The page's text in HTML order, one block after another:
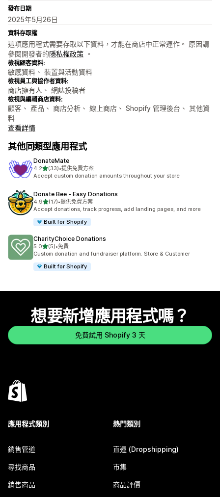
發布日期
2025年5月26日
資料存取權
這項應用程式需要存取以下資料，才能在商店中正常運作。 原因請
參閱開發者的隱私權政策 。
檢視顧客資料:
敏感資料、 裝置與活動資料
檢視員工與協作者資料:
商店擁有人、 網誌投稿者
檢視與編輯商店資料:
顧客、 產品、 商店分析、 線上商店、 Shopify 管理後台、 其他資
料
查看詳情
其他同類型應用程式
DonateMate
4.2滿分 5 顆星
(33)
共有 33 則評價
•提供免費方案
Accept custom donation amounts throughout your store
Donate Bee ‑ Easy Donations
4.9滿分 5 顆星
(17)
共有 17 則評價
•提供免費方案
Accept donations, track progress, add landing pages, and more
Built for Shopify
CharityChoice Donations
5.0滿分 5 顆星
(5)
共有 5 則評價
•免費
Custom donation and fundraiser platform. Store & Customer
Built for Shopify
想要新增應用程式嗎？
免費試用 Shopify 3 天
應用程式類別
銷售管道
尋找商品
銷售商品
熱門類別
直運 (Dropshipping)
市集
商品評價